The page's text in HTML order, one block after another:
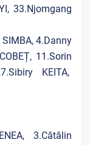
33.Njomgang
4.Danny
11.Sorin
KEITA,
3.Cătălin